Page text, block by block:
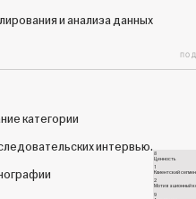
и анализа данных
категории
интервью. 8
Ценность
1
Клиентский
2
Мотивационный
9